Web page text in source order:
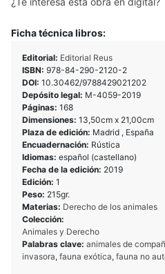
Ficha técnica libros:
Editorial: Editorial Reus
ISBN: 978-84-290-2120-2
DOI: 10.30462/9788429021202
Depósito legal: M-4059-2019
Páginas: 168
Dimensiones: 13,50cm x 21,00cm
Plaza de edición: Madrid , España
Encuadernación: Rústica
Idiomas: español (castellano)
Fecha de la edición: 2019
Edición: 1
Peso: 215gr.
Materias: Derecho de los animales
Colección:
Animales y Derecho
Palabras clave: animales de
invasora, fauna exótica, fauna no